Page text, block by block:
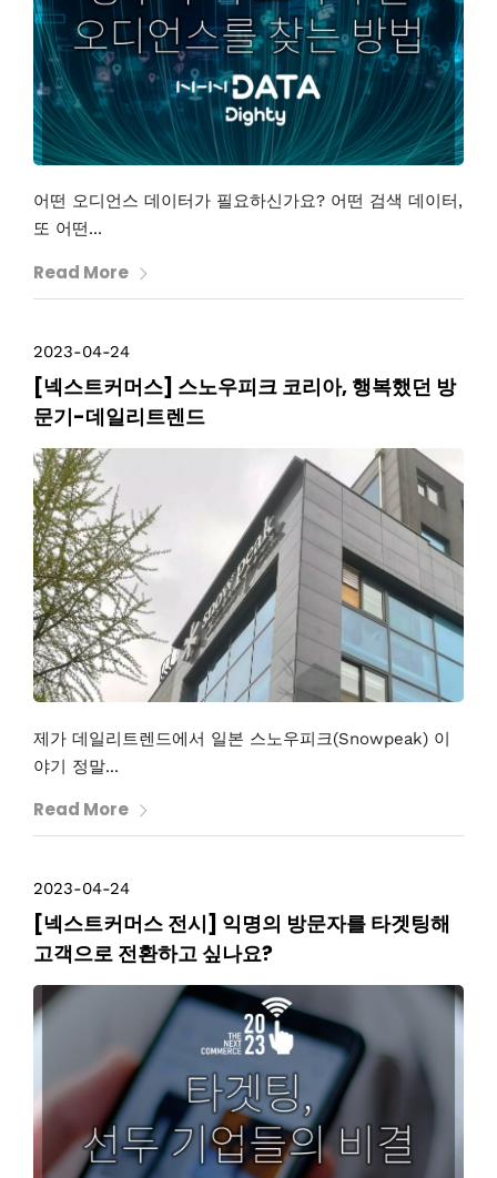
어떤 오디언스 데이터가 필요하신가요? 어떤 검색 데이터,
또 어떤...
Read More
2023-04-24
[넥스트커머스] 스노우피크 코리아, 행복했던 방
문기-데일리트렌드
제가 데일리트렌드에서 일본 스노우피크(Snowpeak) 이
야기 정말...
Read More
2023-04-24
[넥스트커머스 전시] 익명의 방문자를 타겟팅해
고객으로 전환하고 싶나요?